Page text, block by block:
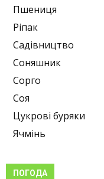
Пшениця
Ріпак
Садівництво
Соняшник
Сорго
Соя
Цукрові буряки
Ячмінь
ПОГОДА